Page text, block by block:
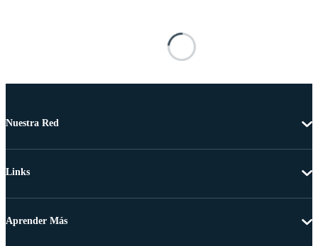
Nuestra Red
Links
Aprender Más